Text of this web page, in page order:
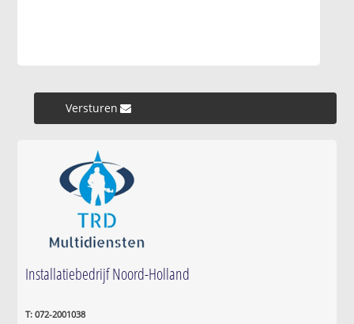
Versturen »
Installatiebedrijf Noord-Holland
T: 072-2001038